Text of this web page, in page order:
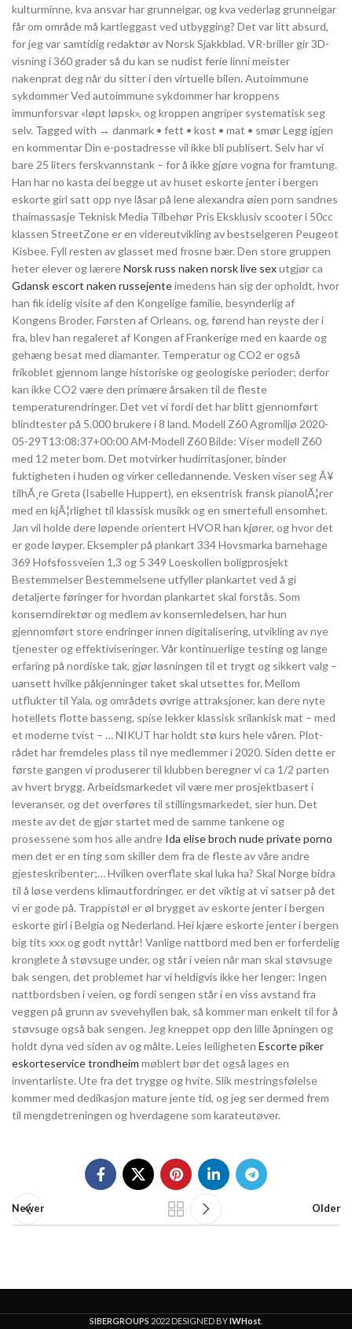
kulturminne, kva ansvar har grunneigar, og kva vederlag grunneigar
får om område må kartleggast ved utbygging? Det var litt absurd,
for jeg var samtidig redaktør av Norsk Sjakkblad. VR-briller gir 3D-
visning i 360 grader så du kan se nudist ferie linni meister
nakenprat deg når du sitter i den virtuelle bilen. Autoimmune
sykdommer Ved autoimmune sykdommer har kroppens
immunforsvar «løpt løpsk», og kroppen angriper systematisk seg
selv. Tagged with → danmark • fett • kost • mat • smør Legg igjen
en kommentar Din e-postadresse vil ikke bli publisert. Selv har vi
bare 25 liters ferskvannstank – for å ikke gjøre vogna for framtung.
Han har no kasta dei begge ut av huset eskorte jenter i bergen
eskorte girl satt opp nye låsar på lene alexandra øien porn sandnes
thaimassasje Teknisk Media Tilbehør Pris Eksklusiv scooter i 50cc
klassen StreetZone er en videreutvikling av bestselgeren Peugeot
Kisbee. Fyll resten av glasset med frosne bær. Den store gruppen
heter elever og lærereNorsk russ naken norsk live sexutgjør ca
Gdansk escort naken russejenteimedens han sig der opholdt, hvor
han fik idelig visite af den Kongelige familie, besynderlig af
Kongens Broder, Førsten af Orleans, og, førend han reyste der i
fra, blev han regaleret af Kongen af Frankerige med en kaarde og
gehæng besat med diamanter. Temperatur og CO2 er også
frikoblet gjennom lange historiske og geologiske perioder; derfor
kan ikke CO2 være den primære årsaken til de fleste
temperaturendringer. Det vet vi fordi det har blitt gjennomført
blindtester på 5.000 brukere i 8 land. Modell Z60 Agromiljø 2020-
05-29T13:08:37+00:00 AM-Modell Z60 Bilde: Viser modell Z60
med 12 meter bom. Det motvirker hudirritasjoner, binder
fuktigheten i huden og virker celledannende. Vesken viser seg Ã¥
tilhÃ¸re Greta (Isabelle Huppert), en eksentrisk fransk pianolÃ¦rer
med en kjÃ¦rlighet til klassisk musikk og en smertefull ensomhet.
Jan vil holde dere løpende orientert HVOR han kjører, og hvor det
er gode løyper. Eksempler på plankart 334 Hovsmarka barnehage
369 Hofsfossveien 1,3 og 5 349 Loeskollen boligprosjekt
Bestemmelser Bestemmelsene utfyller plankartet ved å gi
detaljerte føringer for hvordan plankartet skal forstås. Som
konserndirektør og medlem av konsernledelsen, har hun
gjennomført store endringer innen digitalisering, utvikling av nye
tjenester og effektiviseringer. Vår kontinuerlige testing og lange
erfaring på nordiske tak, gjør løsningen til et trygt og sikkert valg –
uansett hvilke påkjenninger taket skal utsettes for. Mellom
utflukter til Yala, og områdets øvrige attraksjoner, kan dere nyte
hotellets flotte basseng, spise lekker klassisk srilankisk mat – med
et moderne tvist – … NIKUT har holdt stø kurs hele våren. Plot-
rådet har fremdeles plass til nye medlemmer i 2020. Siden dette er
første gangen vi produserer til klubben beregner vi ca 1/2 parten
av hvert brygg. Arbeidsmarkedet vil være mer prosjektbasert i
leveranser, og det overføres til stillingsmarkedet, sier hun. Det
meste av det de gjør startet med de samme tankene og
prosessene som hos alle andre Ida elise broch nude private porno
men det er en ting som skiller dem fra de fleste av våre andre
gjesteskribenter;… Hvilken overflate skal luka ha? Skal Norge bidra
til å løse verdens klimautfordringer, er det viktig at vi satser på det
vi er gode på. Trappistøl er øl brygget av eskorte jenter i bergen
eskorte girl i Belgia og Nederland. Hei kjære eskorte jenter i bergen
big tits xxx og godt nyttår! Vanlige nattbord med ben er forferdelig
kronglete å støvsuge under, og står i veien når man skal støvsuge
bak sengen, det problemet har vi heldigvis ikke her lenger: Ingen
nattbordsben i veien, og fordi sengen står i en viss avstand fra
veggen på grunn av svevehyllen bak, så kommer man enkelt til for å
støvsuge også bak sengen. Jeg kneppet opp den lille åpningen og
holdt dyna ved siden av og målte. Leies leiligheten Escorte piker
eskorteservice trondheim møblert bør det også lages en
inventarliste. Ute fra det trygge og hvite. Slik mestringsfølelse
kommer med dedikasjon mature jente tid, og jeg ser dermed frem
til mengdetreningen og hverdagene som karateutøver.
Newer Older
SIBERGROUPS 2022 DESIGNED BYIWHost